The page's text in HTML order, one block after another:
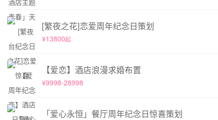
[繁夜之花]恋爱周年纪念日策划
¥13800起
【爱恋】酒店浪漫求婚布置
¥9998-28998
「爱心永恒」餐厅周年纪念日惊喜策划